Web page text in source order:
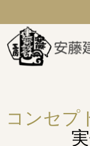
コンセプ